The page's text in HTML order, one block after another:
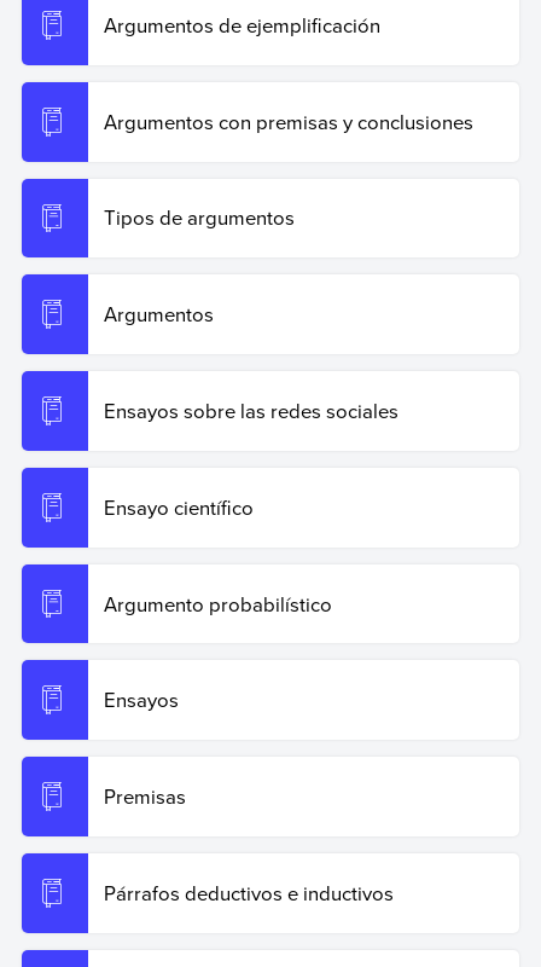
cortos/.
Copiar cita
Argumentos de ejemplificación
Argumentos con premisas y conclusiones
Tipos de argumentos
Argumentos
Ensayos sobre las redes sociales
Ensayo científico
Argumento probabilístico
Ensayos
Premisas
Párrafos deductivos e inductivos